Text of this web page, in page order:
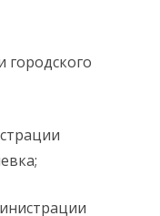
городского